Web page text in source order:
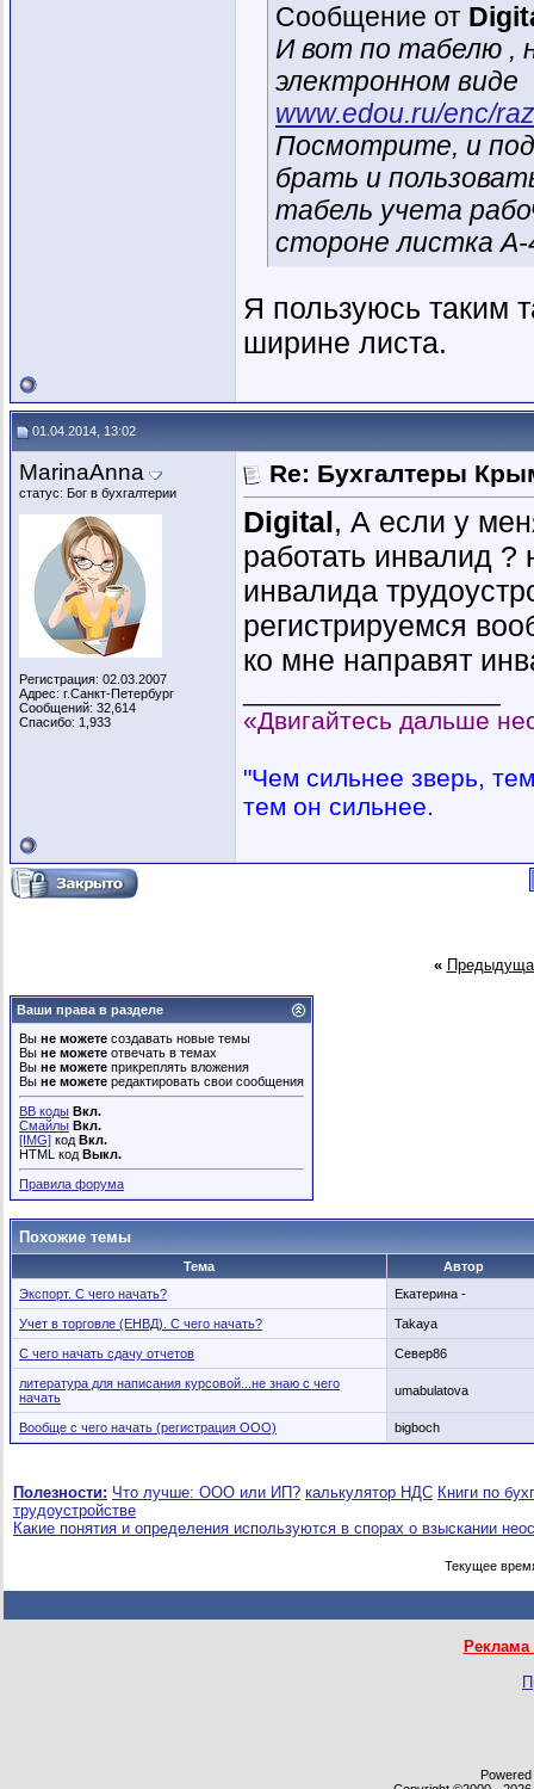
Сообщение от
И вот по табелю ,
электронном виде
www.edou.ru/enc/
Посмотрите, и
брать и
табель учета
стороне листка А-
Я пользуюсь таким
ширине листа.
01.04.2014, 13:02
MarinaAnna
статус: Бог в бухгалтерии
Регистрация: 02.03.2007
Адрес: г.Санкт-Петербург
Сообщений: 32,614
Спасибо: 1,933
Re: Бухгалтеры
Digital, А если у
работать инвалид
инвалида
регистрируемся
ко мне направят
«Двигайтесь дальше
"Чем сильнее зверь,
тем он сильнее.
«
Ваши права в разделе
Вы не можете создавать новые темы
Вы не можете отвечать в темах
Вы не можете прикреплять вложения
Вы не можете редактировать свои сообщения
BB коды Вкл.
Смайлы Вкл.
[IMG] код Вкл.
HTML код Выкл.
Правила форума
Похожие темы
Тема
Автор
Экспорт. С чего начать?
Екатерина -
Учет в торговле (ЕНВД). С чего начать? Takaya
С чего начать сдачу отчетов Север86
литература для написания курсовой...не знаю с чего
начать
umabulatova
Вообще с чего начать (регистрация ООО) bigboch
Полезности: Что лучше: ООО или ИП? калькулятор НДС Книги по
трудоустройстве
Какие понятия и определения используются в спорах о взыскании
Текущее